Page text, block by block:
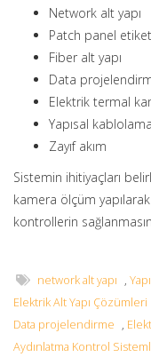
Network alt yapı
Patch panel
Fiber alt yapı
Data
Elektrik termal
Yapısal kablolama
Zayıf akım
Sistemin ihitiyaçları
kamera ölçüm
kontrollerin
network alt yapı ,
Elektrik Alt Yapı Çözümleri
Data projelendirme ,
Aydınlatma Kontrol